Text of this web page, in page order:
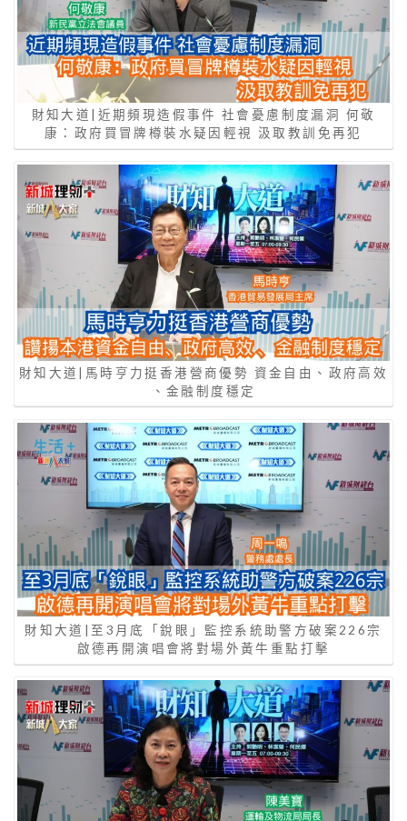
財知大道|近期頻現造假事件 社會憂慮制度漏洞 何敬
康：政府買冒牌樽裝水疑因輕視 汲取教訓免再犯
財知大道|馬時亨力挺香港營商優勢 資金自由、政府高效
、金融制度穩定
財知大道|至3月底「銳眼」監控系統助警方破案226宗
啟德再開演唱會將對場外黃牛重點打擊